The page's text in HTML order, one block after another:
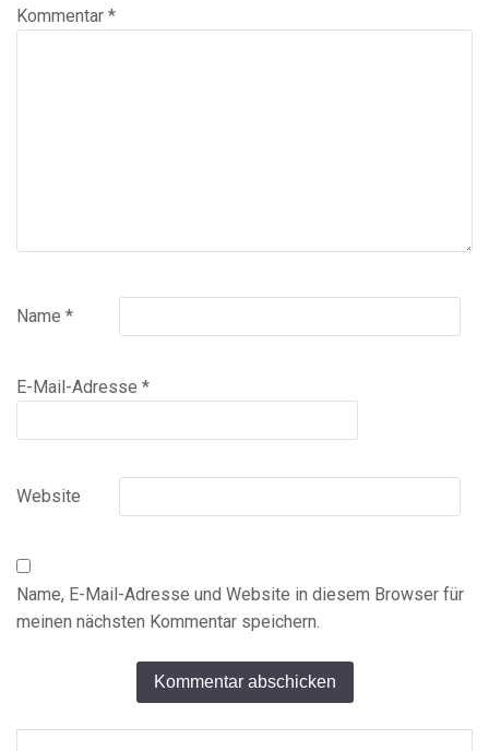
Kommentar *
Name *
E-Mail-Adresse *
Website
Name, E-Mail-Adresse und Website in diesem Browser für
meinen nächsten Kommentar speichern.